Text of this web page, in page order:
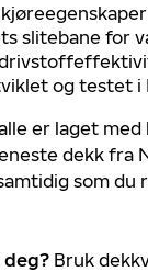
slitebane for
og testet i
er laget
dekk fra
som du
Bruk